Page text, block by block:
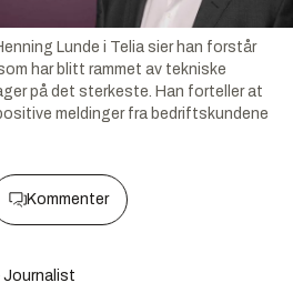
Lunde i Telia sier han forstår
har blitt rammet av tekniske
på det sterkeste. Han forteller at
meldinger fra bedriftskundene
Kommenter
Journalist